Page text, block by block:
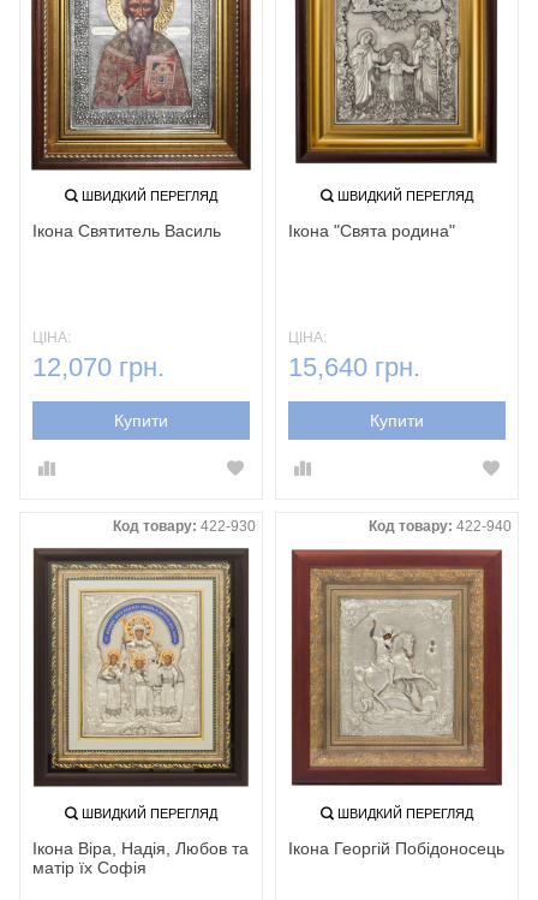
ШВИДКИЙ ПЕРЕГЛЯД
Ікона Святитель Василь
ЦІНА:
12,070 грн.
Купити
ШВИДКИЙ ПЕРЕГЛЯД
Ікона "Свята родина"
ЦІНА:
15,640 грн.
Купити
Код товару: 422-930
ШВИДКИЙ ПЕРЕГЛЯД
Ікона Віра, Надія, Любов та
матір їх Софія
Код товару: 422-940
ШВИДКИЙ ПЕРЕГЛЯД
Ікона Георгій Побідоносець